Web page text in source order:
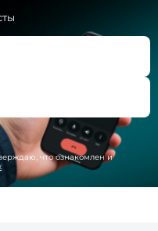
что ознакомлен и